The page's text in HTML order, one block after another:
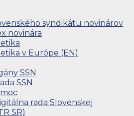
syndikátu novinárov
novinára
v Európe (EN)
SSN
SSN
rada Slovenskej
SR)